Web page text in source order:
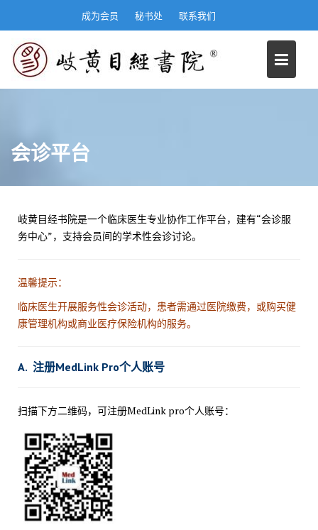
o
成为会员 秘书处 联系我们
会诊平台
岐黄目经书院是一个临床医生专业协作工作平台，建有“会诊服
务中心”，支持会员间的学术性会诊讨论。
温馨提示：
临床医生开展服务性会诊活动，患者需通过医院缴费，或购买健
康管理机构或商业医疗保险机构的服务。
A. 注册MedLink Pro个人账号
扫描下方二维码，可注册MedLink pro个人账号：